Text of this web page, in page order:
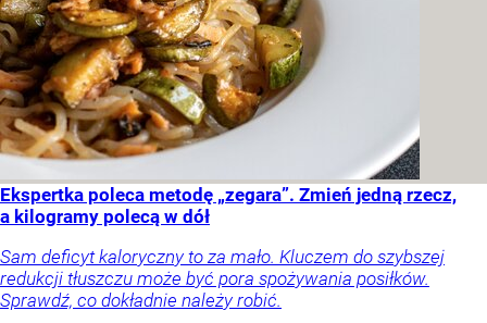
Ekspertka poleca metodę „zegara”. Zmień jedną rzecz,
a kilogramy polecą w dół
Sam deficyt kaloryczny to za mało. Kluczem do szybszej
redukcji tłuszczu może być pora spożywania posiłków.
Sprawdź, co dokładnie należy robić.